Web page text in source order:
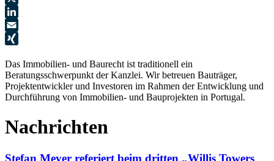
X
LinkedIn
Email
XING
Das Immobilien- und Baurecht ist traditionell ein
Beratungsschwerpunkt der Kanzlei. Wir betreuen Bauträger,
Projektentwickler und Investoren im Rahmen der Entwicklung und
Durchführung von Immobilien- und Bauprojekten in Portugal.
Nachrichten
Stefan Meyer referiert beim dritten „Willis Towers